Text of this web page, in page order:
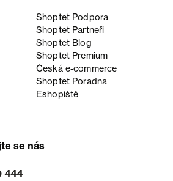
Shoptet Podpora
Shoptet Partneři
Shoptet Blog
Shoptet Premium
Česká e‑commerce
Shoptet Poradna
Eshopiště
se nás
444